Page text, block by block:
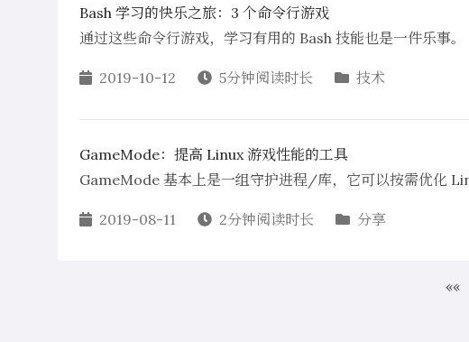
Bash 学习的快乐之旅：3 个命令行游戏
通过这些命令行游戏，学习有用的 Bash 技能也是一件乐事。
2019-10-12 5分钟阅读时长 技术
GameMode：提高 Linux 游戏性能的工具
GameMode 基本上是一组守护进程/库，它可以按需优化
2019-08-11 2分钟阅读时长 分享
««